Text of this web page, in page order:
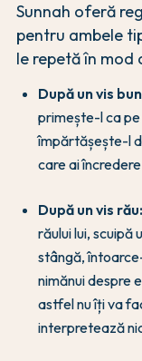
Sunnah oferă
pentru ambele
le repetă în mod
După un vis
primește-l ca
împărtășește-l
care ai
După un vis rău:
răului lui, scuipă
stângă,
nimănui despre
astfel nu îți va
interpretează